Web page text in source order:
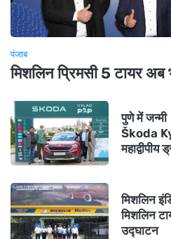
पंजाब
मिशलिन प्रिमसी 5 टायर
पुणे में
Škoda
महाद्वीपीय
मिशलिन
मिशलिन
उद्घाटन